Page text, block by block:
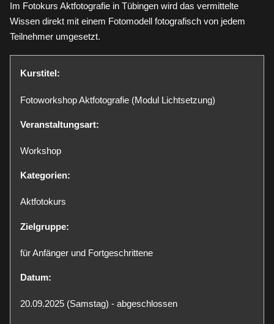
Im Fotokurs Aktfotografie in Tübingen wird das vermittelte
Wissen direkt mit einem Fotomodell fotografisch von jedem
Teilnehmer umgesetzt.
Kurstitel:
Fotoworkshop Aktfotografie (Modul Lichtsetzung)
Veranstaltungsart:
Workshop
Kategorien:
Aktfotokurs
Zielgruppe:
für Anfänger und Fortgeschrittene
Datum:
20.09.2025 (Samstag) - abgeschlossen